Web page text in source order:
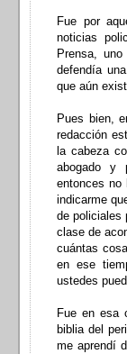
Fue por
noticias
Prensa,
defendía
que aún
Pues bien,
redacción
la cabeza
abogado y
entonces no
indicarme
de policiales
clase de
cuántas
en ese
ustedes
Fue en esa
biblia del
me aprendí